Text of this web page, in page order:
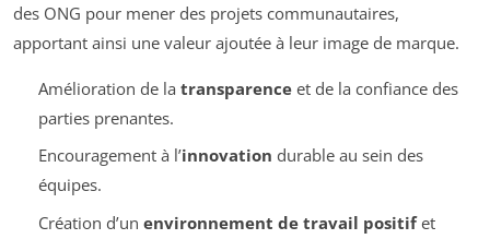
des ONG pour mener des projets communautaires,
apportant ainsi une valeur ajoutée à leur image de marque.
Amélioration de la transparenceet de la confiance des
parties prenantes.
Encouragement à l’innovation durable au sein des
équipes.
Création d’un environnement de travail positifet